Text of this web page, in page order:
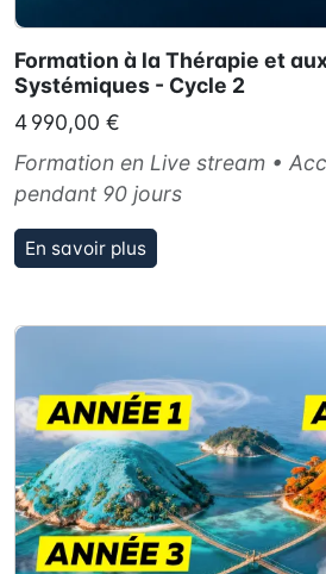
Formation à la Thérapie et
Systémiques - Cycle 2
4 990,00 €
Formation en Live stream •
pendant 90 jours
En savoir plus